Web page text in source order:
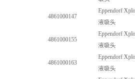
4861000147
Eppendorf
液吸头
4861000155
Eppendorf
液吸头
4861000163
Eppendorf
液吸头